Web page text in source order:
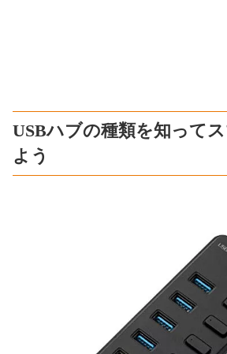
USBハブの種類を知って
よう